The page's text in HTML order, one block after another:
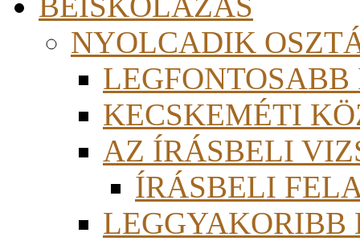
NYOLCADIK
KECSKEMÉTI
AZ ÍRÁSBELI
ÍRÁSBELI
LEGGYAKORIBB